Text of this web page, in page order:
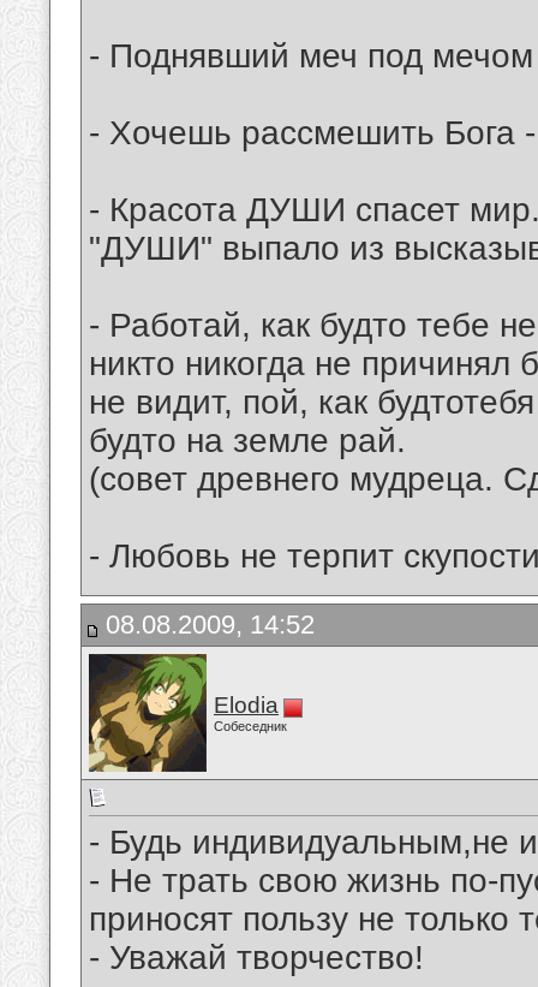
- Поднявший меч под мечом
- Хочешь рассмешить Бога
- Красота ДУШИ спасет
"ДУШИ" выпало из
- Работай, как будто тебе
никто никогда не причинял
не видит, пой, как
будто на земле рай.
(совет древнего мудреца.
- Любовь не терпит
08.08.2009, 14:52
Elodia
Собеседник
- Будь индивидуальным,не
- Не трать свою жизнь по-
приносят пользу не только
- Уважай творчество!